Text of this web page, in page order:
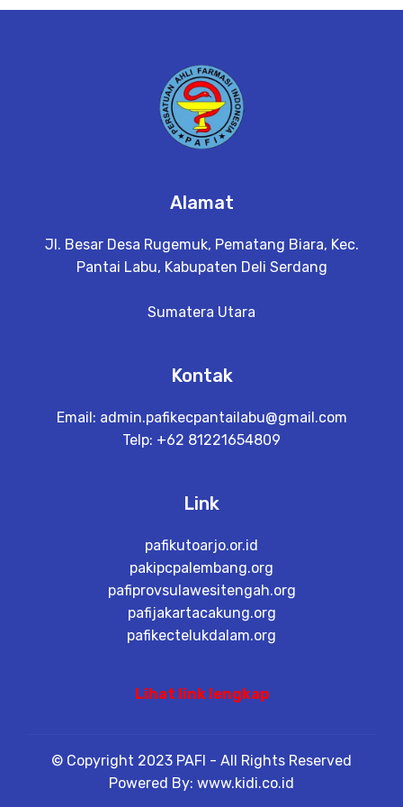
Alamat
Jl. Besar Desa Rugemuk, Pematang Biara, Kec.
Pantai Labu, Kabupaten Deli Serdang
Sumatera Utara
Kontak
Email: admin.pafikecpantailabu@gmail.com
Telp: +62 81221654809
Link
pafikutoarjo.or.id
pakipcpalembang.org
pafiprovsulawesitengah.org
pafijakartacakung.org
pafikectelukdalam.org
Lihat link lengkap
© Copyright 2023 PAFI - All Rights Reserved
Powered By: www.kidi.co.id